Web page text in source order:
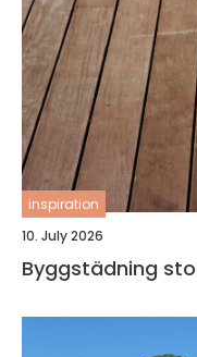
inspiration
10. July 2026
Byggstädning